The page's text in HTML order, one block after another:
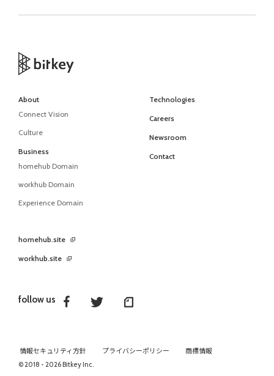
follow us
About
Connect Vision
Culture
Business
homehub Domain
workhub Domain
Experience Domain
Technologies
Careers
Newsroom
Contact
homehub.site
workhub.site
情報セキュリティ方針 プライバシーポリシー
商標情報
© 2018 - 2026 Bitkey Inc.